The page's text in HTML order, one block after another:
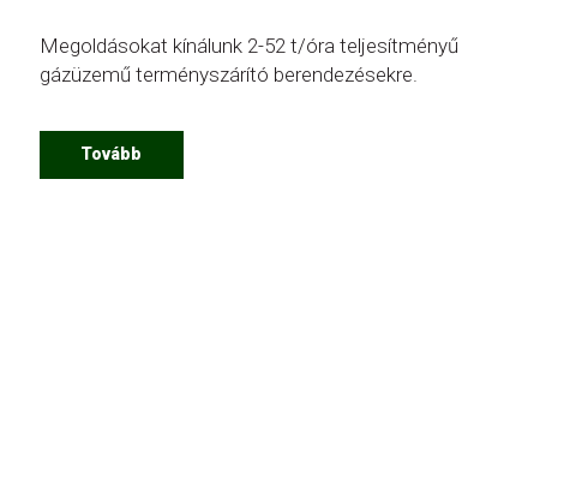
Megoldásokat kínálunk 2-52 t/óra teljesítményű
gázüzemű terményszárító berendezésekre.
Tovább